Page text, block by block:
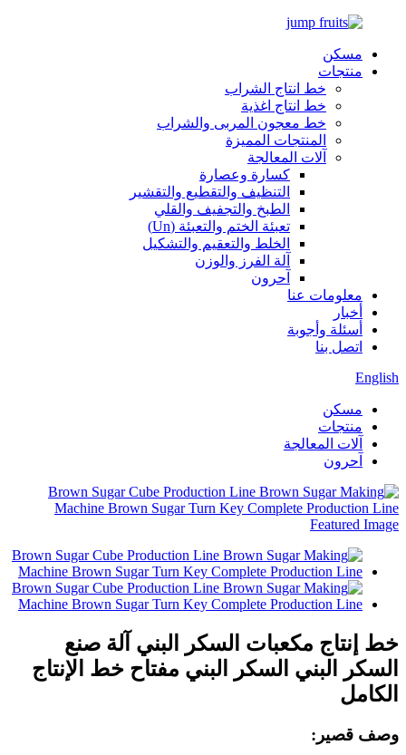
مسكن
منتجات
خط انتاج الشراب
خط انتاج اغذية
خط معجون المربى والشراب
المنتجات المميزة
آلات المعالجة
كسارة وعصارة
التنظيف والتقطيع والتقشير
الطبخ والتجفيف والقلي
تعبئة الختم والتعبئة (Un)
الخلط والتعقيم والتشكيل
آلة الفرز والوزن
آحرون
معلومات عنا
أخبار
أسئلة وأجوبة
اتصل بنا
English
مسكن
منتجات
آلات المعالجة
آحرون
خط إنتاج مكعبات السكر البني آلة صنع
السكر البني السكر البني مفتاح خط الإنتاج
الكامل
وصف قصير: